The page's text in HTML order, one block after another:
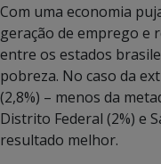
Com uma economia
geração de emprego e
entre os estados
pobreza. No caso da
(2,8%) – menos da
Distrito Federal (2%) e
resultado melhor.